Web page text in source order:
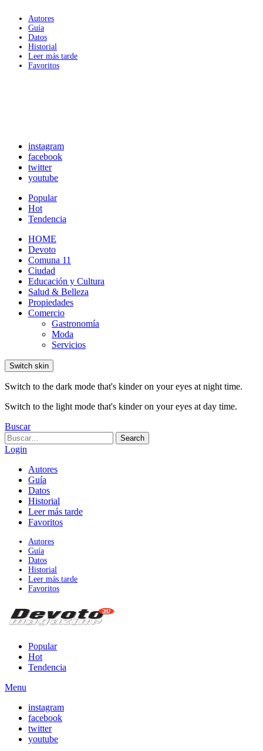
Autores
Guía
Datos
Historial
Leer más tarde
Favoritos
instagram
facebook
twitter
youtube
Popular
Hot
Tendencia
HOME
Devoto
Comuna 11
Ciudad
Educación y Cultura
Salud & Belleza
Propiedades
Comercio
Gastronomía
Moda
Servicios
Switch skin
Switch to the dark mode that's kinder on your eyes at night time.
Switch to the light mode that's kinder on your eyes at day time.
Buscar
Search
for:
Search
Login
Autores
Guía
Datos
Historial
Leer más tarde
Favoritos
Autores
Guía
Datos
Historial
Leer más tarde
Favoritos
Popular
Hot
Tendencia
Menu
instagram
facebook
twitter
youtube